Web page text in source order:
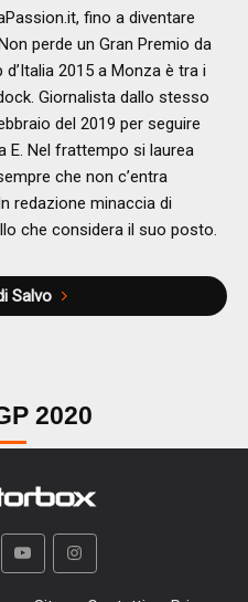
fino a diventare
perde un Gran Premio da
2015 a Monza è tra i
Giornalista dallo stesso
del 2019 per seguire
E. Nel frattempo si laurea
che non c’entra
redazione minaccia di
che considera il suo posto.
Salvo
2020